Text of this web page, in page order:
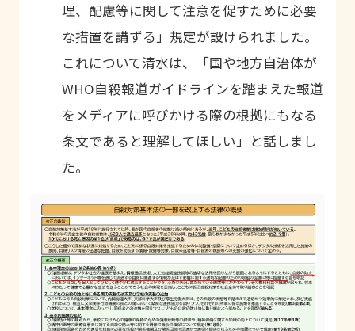
理、配慮等に関して注意を促すために必要
な措置を講ずる」規定が設けられました。
これについて清水は、「国や地方自治体が
WHO自殺報道ガイドラインを踏まえた報道
をメディアに呼びかける際の根拠にもなる
条文であると理解してほしい」と話しまし
た。